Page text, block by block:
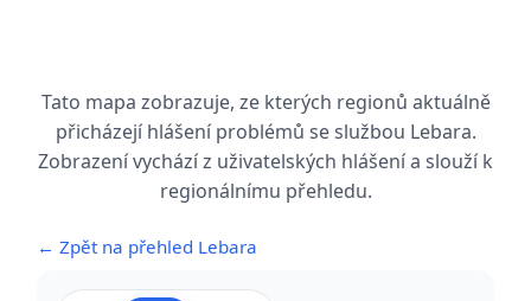
Tato mapa zobrazuje, ze kterých regionů aktuálně
přicházejí hlášení problémů se službou Lebara.
Zobrazení vychází z uživatelských hlášení a slouží k
regionálnímu přehledu.
← Zpět na přehled Lebara